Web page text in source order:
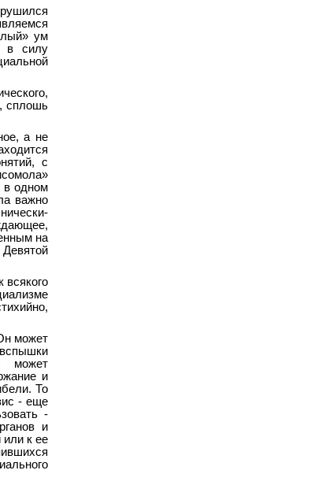
ум
в силу
сплошь
а не
с
в одном
важно
на
всякого
может
может
и
То
- еще
-
и
или к ее